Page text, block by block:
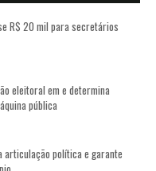
R$ 20 mil para secretários
eleitoral em e determina
pública
articulação política e garante